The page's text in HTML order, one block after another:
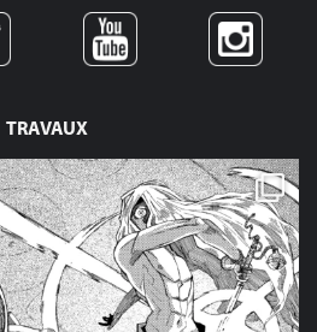
TRAVAUX